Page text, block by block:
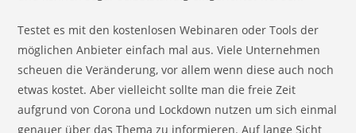
Testet es mit den kostenlosen Webinaren oder Tools der
möglichen Anbieter einfach mal aus. Viele Unternehmen
scheuen die Veränderung, vor allem wenn diese auch noch
etwas kostet. Aber vielleicht sollte man die freie Zeit
aufgrund von Corona und Lockdown nutzen um sich einmal
genauer über das Thema zu informieren. Auf lange Sicht